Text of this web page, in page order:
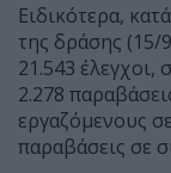
Ειδικότερα,
της δράσης (15/
21.543
2.278
εργαζόμενους
παραβάσεις σε